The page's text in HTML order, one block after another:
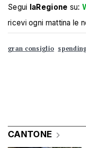
Segui laRegione su:
ricevi ogni mattina le
gran consiglio
CANTONE